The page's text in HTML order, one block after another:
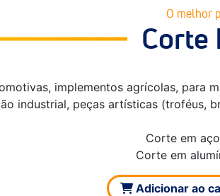
O melhor
Corte
implementos agrícolas, para
industrial, peças artísticas (troféus,
Corte em
Corte em
Adicionar ao